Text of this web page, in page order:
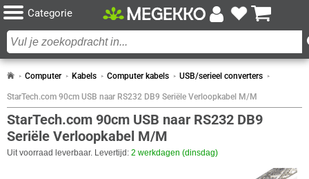
Categorie
Computer Kabels Computer kabels USB/serieel converters
StarTech.com 90cm USB naar RS232 DB9 Seriële Verloopkabel M/M
StarTech.com 90cm USB naar RS232 DB9
Seriële Verloopkabel M/M
Uit voorraad leverbaar. Levertijd: 2 werkdagen (dinsdag)